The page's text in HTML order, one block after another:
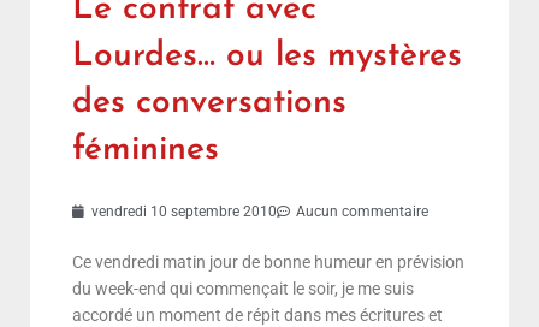
Le contrat avec
Lourdes… ou les mystères
des conversations
féminines
vendredi 10 septembre 2010 Aucun commentaire
Ce vendredi matin jour de bonne humeur en prévision
du week-end qui commençait le soir, je me suis
accordé un moment de répit dans mes écritures et